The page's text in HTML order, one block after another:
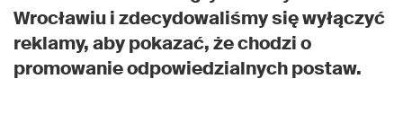
Wrocławiu i zdecydowaliśmy się wyłączyć
reklamy, aby pokazać, że chodzi o
promowanie odpowiedzialnych postaw.